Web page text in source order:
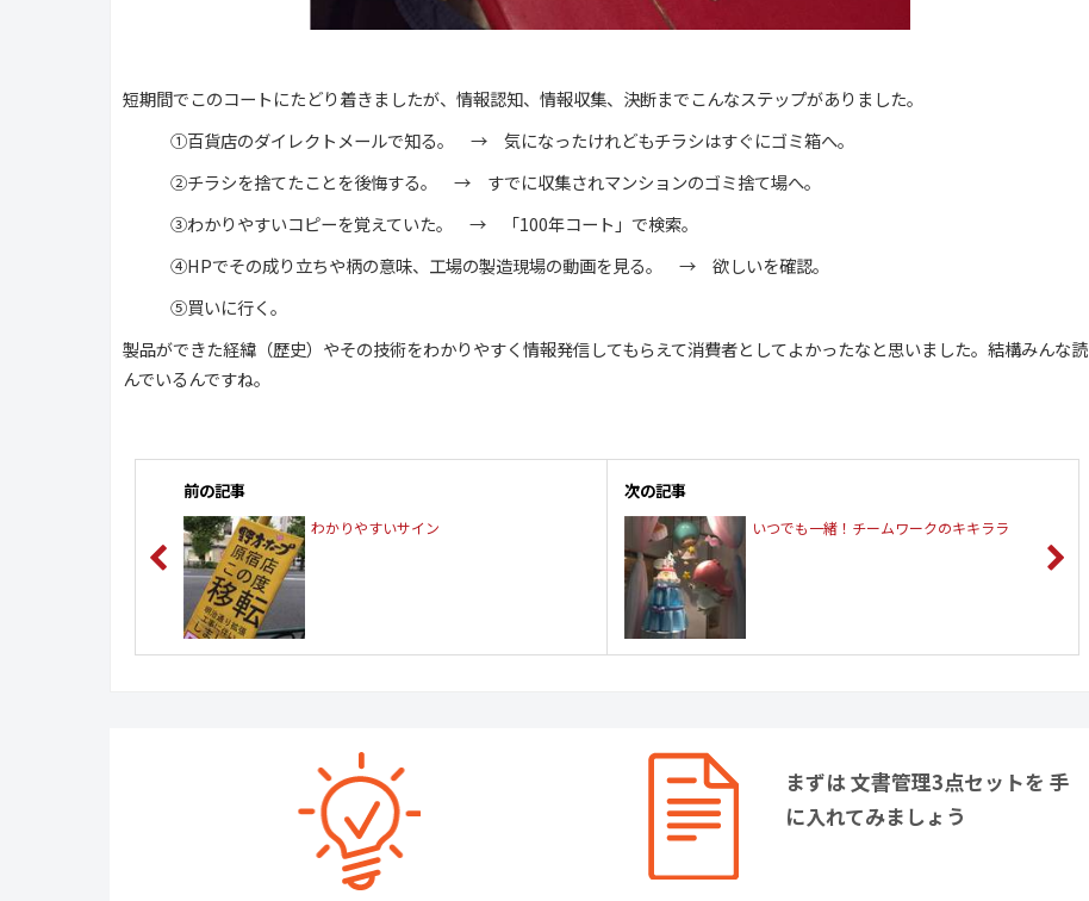
短期間でこのコートにたどり着きましたが、情報認知、情報収集、決断までこんなステップがありました。
①百貨店のダイレクトメールで知る。 → 気になったけれどもチラシはすぐにゴミ箱へ。
②チラシを捨てたことを後悔する。 → すでに収集されマンションのゴミ捨て場へ。
③わかりやすいコピーを覚えていた。 → 「100年コート」で検索。
④HPでその成り立ちや柄の意味、工場の製造現場の動画を見る。 → 欲しいを確認。
⑤買いに行く。
製品ができた経緯（歴史）やその技術をわかりやすく情報発信してもらえて消費者としてよかったなと思いました。結構みんな読
んでいるんですね。
前の記事
わかりやすいサイン
次の記事
いつでも一緒！チームワークのキキララ
まずは 文書管理3点セットを 手
に入れてみましょう